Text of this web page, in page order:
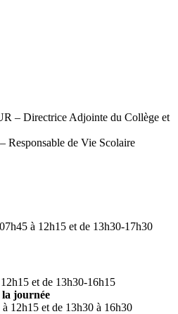
– Directrice Adjointe du Collège et
Responsable de Vie Scolaire
à 12h15 et de 13h30-17h30
et de 13h30-16h15
journée
12h15 et de 13h30 à 16h30